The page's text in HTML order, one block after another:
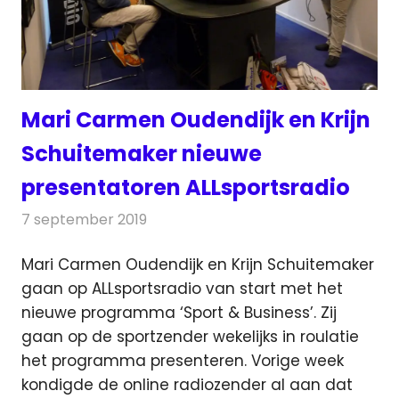
Mari Carmen Oudendijk en Krijn
Schuitemaker nieuwe
presentatoren ALLsportsradio
7 september 2019
Mari Carmen Oudendijk en Krijn Schuitemaker
gaan op ALLsportsradio van start met het
nieuwe programma ‘Sport & Business’. Zij
gaan op de sportzender wekelijks in roulatie
het programma presenteren. Vorige week
kondigde de online radiozender al aan dat